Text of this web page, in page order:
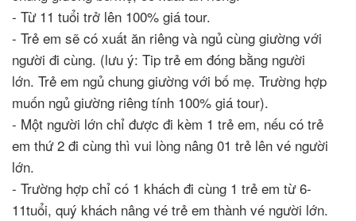
- Từ 11 tuổi trở lên 100% giá tour.
- Trẻ em sẽ có xuất ăn riêng và ngủ cùng giường với
người đi cùng. (lưu ý: Tip trẻ em đóng bằng người
lớn. Trẻ em ngủ chung giường với bố mẹ. Trường hợp
muốn ngủ giường riêng tính 100% giá tour).
- Một người lớn chỉ được đi kèm 1 trẻ em, nếu có trẻ
em thứ 2 đi cùng thì vui lòng nâng 01 trẻ lên vé người
lớn.
- Trường hợp chỉ có 1 khách đi cùng 1 trẻ em từ 6-
11tuổi, quý khách nâng vé trẻ em thành vé người lớn.